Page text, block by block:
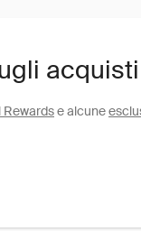
Rewardse alcune